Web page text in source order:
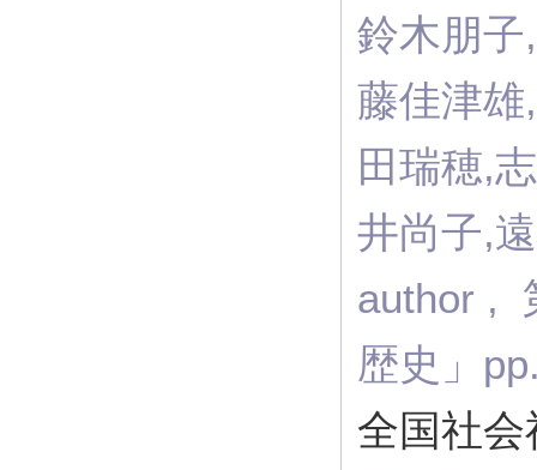
鈴木朋
藤佳津
田瑞穂,
井尚子,
author ,
歴史」
全国社